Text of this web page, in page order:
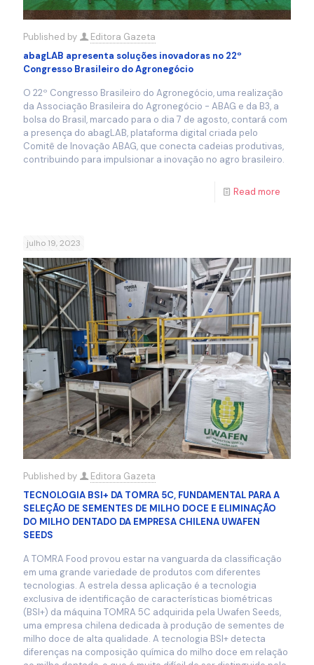
Published by
Editora Gazeta
abagLAB apresenta soluções inovadoras no 22º
Congresso Brasileiro do Agronegócio
O 22º Congresso Brasileiro do Agronegócio, uma realização
da Associação Brasileira do Agronegócio - ABAG e da B3, a
bolsa do Brasil, marcado para o dia 7 de agosto, contará com
a presença do abagLAB, plataforma digital criada pelo
Comitê de Inovação ABAG, que conecta cadeias produtivas,
contribuindo para impulsionar a inovação no agro brasileiro.
Read more
julho 19, 2023
Published by
Editora Gazeta
TECNOLOGIA BSI+ DA TOMRA 5C, FUNDAMENTAL PARA A
SELEÇÃO DE SEMENTES DE MILHO DOCE E ELIMINAÇÃO
DO MILHO DENTADO DA EMPRESA CHILENA UWAFEN
SEEDS
A TOMRA Food provou estar na vanguarda da classificação
em uma grande variedade de produtos com diferentes
tecnologias. A estrela dessa aplicação é a tecnologia
exclusiva de identificação de características biométricas
(BSI+) da máquina TOMRA 5C adquirida pela Uwafen Seeds,
uma empresa chilena dedicada à produção de sementes de
milho doce de alta qualidade. A tecnologia BSI+ detecta
diferenças na composição química do milho doce em relação